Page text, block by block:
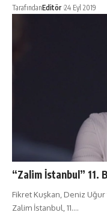
TarafındanEditör 24 Eyl 2019
“Zalim İstanbul” 11.
Fikret Kuşkan, Deniz Uğur
Zalim İstanbul, 11.…